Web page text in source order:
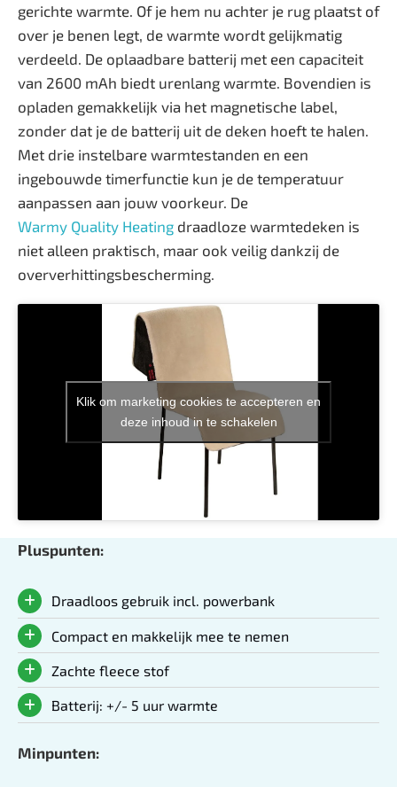
gerichte warmte. Of je hem nu achter je rug plaatst of
over je benen legt, de warmte wordt gelijkmatig
verdeeld. De oplaadbare batterij met een capaciteit
van 2600 mAh biedt urenlang warmte. Bovendien is
opladen gemakkelijk via het magnetische label,
zonder dat je de batterij uit de deken hoeft te halen.
Met drie instelbare warmtestanden en een
ingebouwde timerfunctie kun je de temperatuur
aanpassen aan jouw voorkeur. De
Warmy Quality Heatingdraadloze warmtedeken is
niet alleen praktisch, maar ook veilig dankzij de
oververhittingsbescherming.
Klik om marketing cookies te accepteren en
deze inhoud in te schakelen
Pluspunten:
Draadloos gebruik incl. powerbank
Compact en makkelijk mee te nemen
Zachte fleece stof
Batterij: +/- 5 uur warmte
Minpunten: